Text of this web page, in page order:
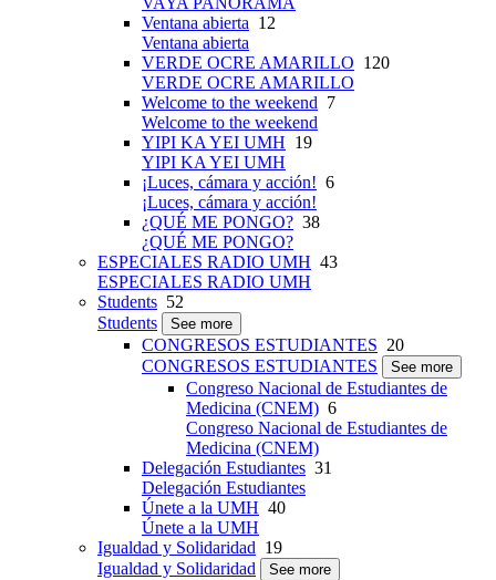
Ventana abierta 12
Ventana abierta
VERDE OCRE AMARILLO 120
VERDE OCRE AMARILLO
Welcome to the weekend 7
Welcome to the weekend
YIPI KA YEI UMH 19
YIPI KA YEI UMH
¡Luces, cámara y acción! 6
¡Luces, cámara y acción!
¿QUÉ ME PONGO? 38
¿QUÉ ME PONGO?
ESPECIALES RADIO UMH 43
ESPECIALES RADIO UMH
Students 52
Students
See more
CONGRESOS ESTUDIANTES 20
CONGRESOS ESTUDIANTES
See more
Congreso Nacional de Estudiantes de
Medicina (CNEM) 6
Congreso Nacional de Estudiantes de
Medicina (CNEM)
Delegación Estudiantes 31
Delegación Estudiantes
Únete a la UMH 40
Únete a la UMH
Igualdad y Solidaridad 19
Igualdad y Solidaridad
See more